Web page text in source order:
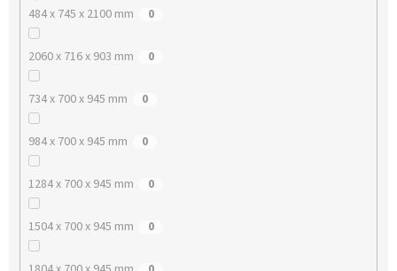
484 x 745 x 2100 mm 0
2060 x 716 x 903 mm 0
734 x 700 x 945 mm 0
984 x 700 x 945 mm 0
1284 x 700 x 945 mm 0
1504 x 700 x 945 mm 0